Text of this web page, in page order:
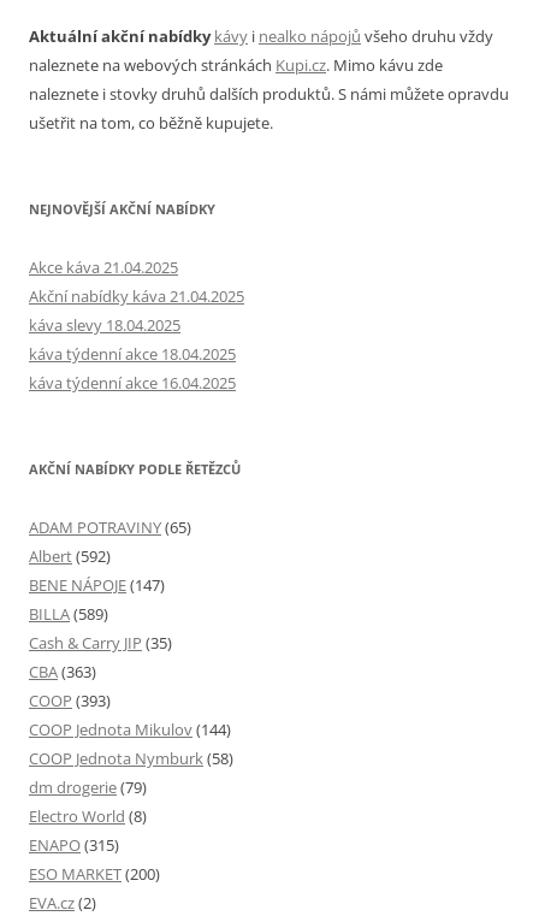
Aktuální akční nabídky kávy i nealko nápojů všeho druhu vždy
naleznete na webových stránkách Kupi.cz. Mimo kávu zde
naleznete i stovky druhů dalších produktů. S námi můžete opravdu
ušetřit na tom, co běžně kupujete.
NEJNOVĚJŠÍ AKČNÍ NABÍDKY
Akce káva 21.04.2025
Akční nabídky káva 21.04.2025
káva slevy 18.04.2025
káva týdenní akce 18.04.2025
káva týdenní akce 16.04.2025
AKČNÍ NABÍDKY PODLE ŘETĚZCŮ
ADAM POTRAVINY(65)
Albert(592)
BENE NÁPOJE(147)
BILLA(589)
Cash & Carry JIP (35)
CBA(363)
COOP (393)
COOP Jednota Mikulov(144)
COOP Jednota Nymburk(58)
dm drogerie(79)
Electro World (8)
ENAPO(315)
ESO MARKET(200)
EVA.cz(2)